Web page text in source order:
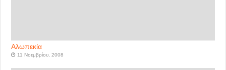
Αλωπεκία
11 Νοεμβρίου, 2008